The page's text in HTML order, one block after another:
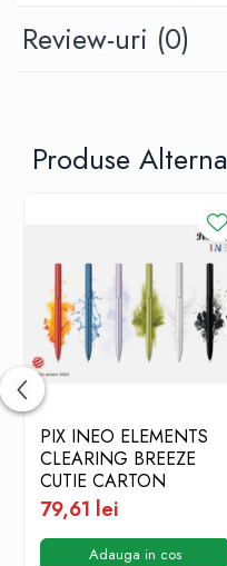
Review-uri (0)
Produse
PIX INEO ELEMENTS
CLEARING BREEZE
CUTIE CARTON
79,61 lei
Adauga in cos